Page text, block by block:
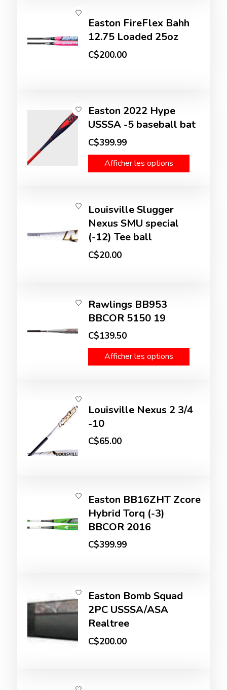
Easton FireFlex Bahh
12.75 Loaded 25oz
C$200.00
Easton 2022 Hype
USSSA -5 baseball bat
C$399.99
Afficher les options
Louisville Slugger
Nexus SMU special
(-12) Tee ball
C$20.00
Rawlings BB953
BBCOR 5150 19
C$139.50
Afficher les options
Louisville Nexus 2 3/4
-10
C$65.00
Easton BB16ZHT Zcore
Hybrid Torq (-3)
BBCOR 2016
C$399.99
Easton Bomb Squad
2PC USSSA/ASA
Realtree
C$200.00